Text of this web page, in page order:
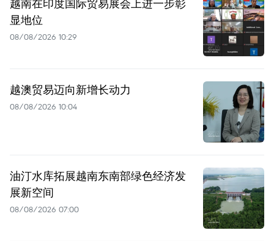
越南在印度国际贸易展会上进一步彰
显地位
08/08/2026 10:29
越澳贸易迈向新增长动力
08/08/2026 10:04
油汀水库拓展越南东南部绿色经济发
展新空间
08/08/2026 07:00